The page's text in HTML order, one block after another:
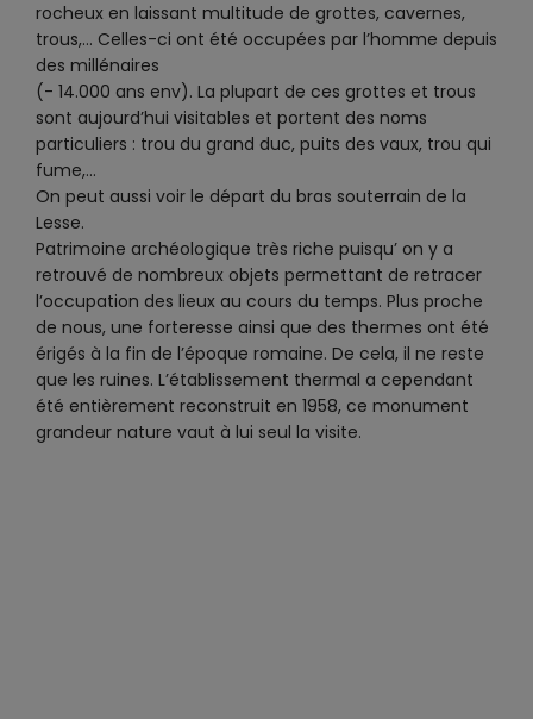
rocheux en laissant multitude de grottes, cavernes,
trous,… Celles-ci ont été occupées par l’homme depuis
des millénaires
(- 14.000 ans env). La plupart de ces grottes et trous
sont aujourd’hui visitables et portent des noms
particuliers : trou du grand duc, puits des vaux, trou qui
fume,…
On peut aussi voir le départ du bras souterrain de la
Lesse.
Patrimoine archéologique très riche puisqu’ on y a
retrouvé de nombreux objets permettant de retracer
l’occupation des lieux au cours du temps. Plus proche
de nous, une forteresse ainsi que des thermes ont été
érigés à la fin de l’époque romaine. De cela, il ne reste
que les ruines. L’établissement thermal a cependant
été entièrement reconstruit en 1958, ce monument
grandeur nature vaut à lui seul la visite.